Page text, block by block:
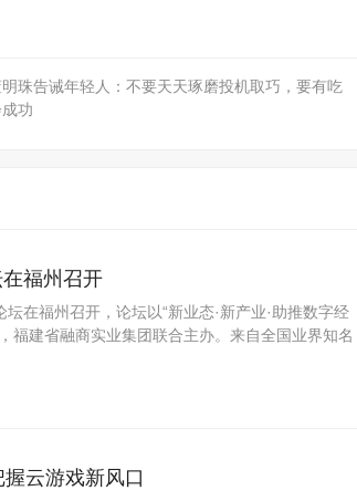
珠告诫年轻人：不要天天琢磨投机取巧，要有吃
功
福州召开
在福州召开，论坛以“新业态·新产业·助推数字经
福建省融商实业集团联合主办。来自全国业界知名
云游戏新风口